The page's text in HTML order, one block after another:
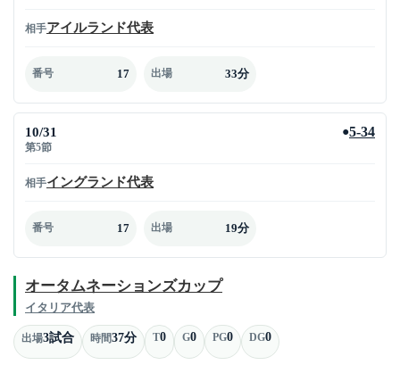
相手アイルランド代表
番号 17 出場 33分
10/31
第5節
●5-34
相手イングランド代表
番号 17 出場 19分
オータムネーションズカップ
イタリア代表
出場3試合 時間37分 T0 G0 PG0 DG0